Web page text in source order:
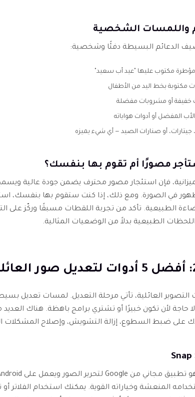
واللمسات الشخصية
الدعائم البسيطة دفئًا وشخصية:
مؤطرة مكتوب عليها "عيد أب سعيد"
مكتوبة بخط اليد من الأطفال
خفيفة أو مشروبات مفضلة
المفضل أو أدوات هواياته
جيتارات، أو صنارات الصيد — أي شيء يميزه
مصورًا أم تقوم بها بنفسك؟
فإن استئجار مصور محترف يضمن جودة عالية
في الصورة. ومع ذلك، إذا كنت ستقوم بها بنفسك،
الطبيعية. تأكد من تجربة اللقطات مسبقًا وركّز على
الطبيعية بدلاً من الوضعيات المثالية.
العائلية، تأتي مرحلة التعديل. لمسات تعديل
لا حاجة لأن تكون خبيرًا أو تشتري برامج باهظة. هناك
على ضبط السطوع، إزالة التشويش، وإصلاح المشكلات
المنعشة وخياراته القوية. يمكنك استخدام الفلاتر أو